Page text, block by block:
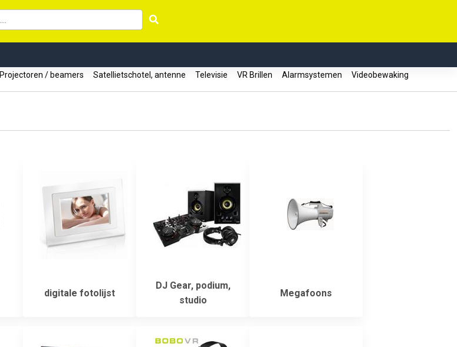
Projectoren / beamers Satellietschotel, antenne Televisie VR Brillen Alarmsystemen Videobewaking
digitale fotolijst
DJ Gear, podium,
studio
Megafoons